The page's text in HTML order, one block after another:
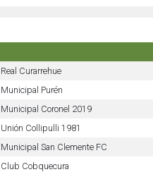
Real Curarrehue
Municipal Purén
Municipal Coronel 2019
Unión Collipulli 1981
Municipal San Clemente FC
Club Cobquecura